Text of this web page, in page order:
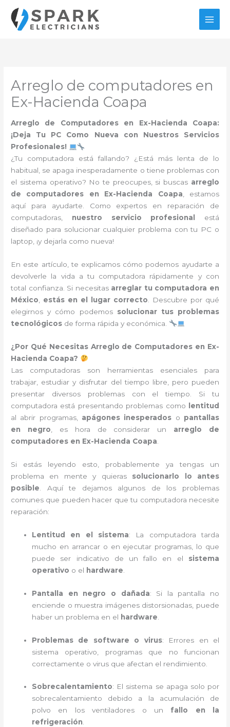
contenido
Arreglo de computadores en
Ex-Hacienda Coapa
Arreglo de Computadores en Ex-Hacienda Coapa:
¡Deja Tu PC Como Nueva con Nuestros Servicios
Profesionales!
¿Tu computadora está fallando? ¿Está más lenta de lo
habitual, se apaga inesperadamente o tiene problemas con
el sistema operativo? No te preocupes, si buscas arreglo
de computadores en Ex-Hacienda Coapa, estamos
aquí para ayudarte. Como expertos en reparación de
computadoras, nuestro servicio profesional
está
diseñado para solucionar cualquier problema con tu PC o
laptop, ¡y dejarla como nueva!
En este artículo, te explicamos cómo podemos ayudarte a
devolverle la vida a tu computadora rápidamente y con
total confianza. Si necesitas arreglar tu computadora en
México
estás en el lugar correcto . Descubre por qué
elegirnos y cómo podemos solucionar tus problemas
tecnológicos de forma rápida y económica.
¿Por Qué Necesitas Arreglo de Computadores en Ex-
Hacienda Coapa?
Las computadoras son herramientas esenciales para
trabajar, estudiar y disfrutar del tiempo libre, pero pueden
presentar diversos problemas con el tiempo. Si tu
computadora está presentando problemas como
lentitud
al abrir programas, apágones inesperados o pantallas
en negro , es hora de considerar un arreglo de
computadores en Ex-Hacienda Coapa
Si estás leyendo esto, probablemente ya tengas un
problema en mente y quieras solucionarlo lo antes
posible . Aquí te dejamos algunos de los problemas
comunes que pueden hacer que tu computadora necesite
reparación:
Lentitud en el sistema: La computadora tarda
mucho en arrancar o en ejecutar programas, lo que
puede ser indicativo de un fallo en el sistema
operativo o el hardware
Pantalla en negro o dañada: Si la pantalla no
enciende o muestra imágenes distorsionadas, puede
haber un problema en el hardware
Problemas de software o virus: Errores en el
sistema operativo, programas que no funcionan
correctamente o virus que afectan el rendimiento.
Sobrecalentamiento: El sistema se apaga solo por
sobrecalentamiento debido a la acumulación de
polvo en los ventiladores o un fallo en la
refrigeración.